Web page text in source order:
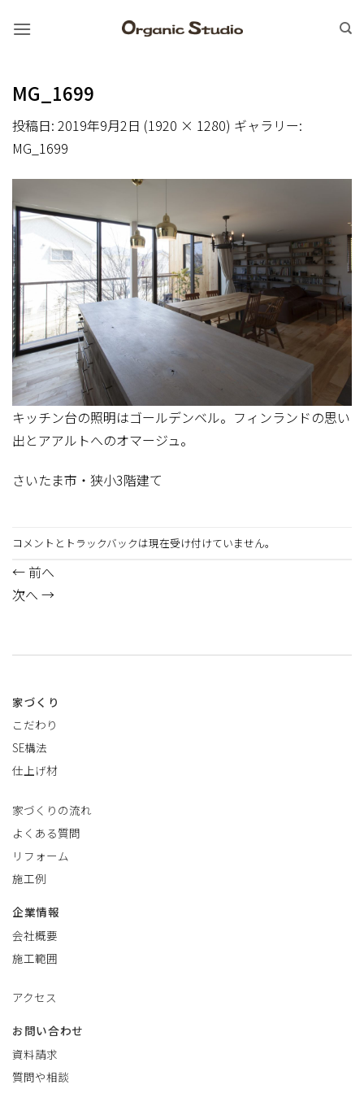
MG_1699
投稿日: 2019年9月2日 (1920 × 1280) ギャラリー:
MG_1699
キッチン台の照明はゴールデンベル。フィンランドの思い
出とアアルトへのオマージュ。
さいたま市・狭小3階建て
コメントとトラックバックは現在受け付けていません。
← 前へ
次へ →
家づくり
こだわり
SE構法
仕上げ材
家づくりの流れ
よくある質問
リフォーム
施工例
企業情報
会社概要
施工範囲
アクセス
お問い合わせ
資料請求
質問や相談